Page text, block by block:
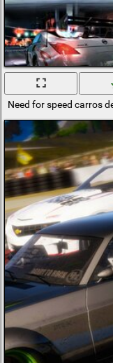
Need for speed carros